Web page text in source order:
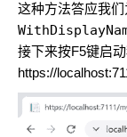
这种方法答应我们
接下来按F5键启
https://